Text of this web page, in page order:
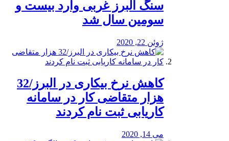
سنگ البرز غربی وارد بیست و
سومین سال شد
ژوئن 22, 2020
کاهش نرخ بیکاری در البرز/32
هزار متقاضی کار در سامانه
کاریابی ثبت نام کردند
می 14, 2020